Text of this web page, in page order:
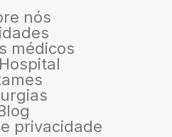
nós
médicos
privacidade